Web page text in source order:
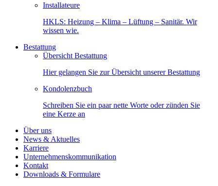
Installateure
HKLS: Heizung – Klima – Lüftung – Sanitär. Wir
wissen wie.
Bestattung
Übersicht Bestattung
Hier gelangen Sie zur Übersicht unserer Bestattung
Kondolenzbuch
Schreiben Sie ein paar nette Worte oder zünden Sie
eine Kerze an
Über uns
News & Aktuelles
Karriere
Unternehmenskommunikation
Kontakt
Downloads & Formulare